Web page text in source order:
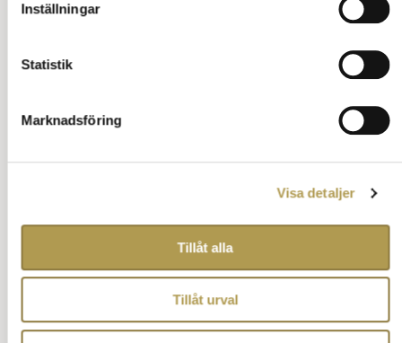
Inställningar
Statistik
Marknadsföring
Visa detaljer
Tillåt alla
Tillåt urval
Allehanda 3
Allehanda 10